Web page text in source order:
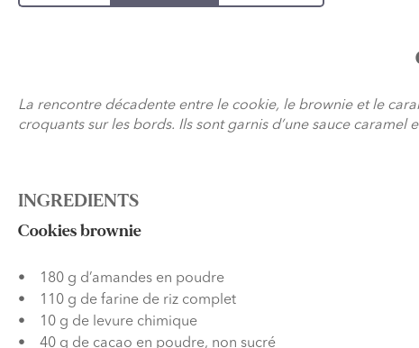
La rencontre décadente entre le cookie, le brownie et le
croquants sur les bords. Ils sont garnis d’une sauce
INGREDIENTS
Cookies brownie
180 g d’amandes en poudre
110 g de farine de riz complet
10 g de levure chimique
40 g de cacao en poudre, non sucré